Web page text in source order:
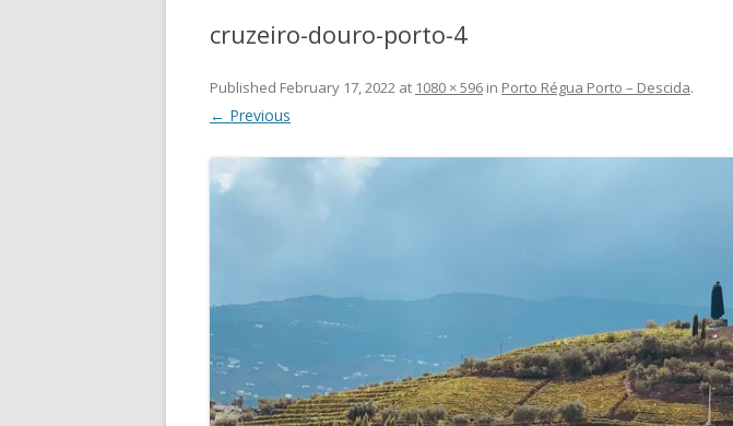
cruzeiro-douro-porto-4
Published February 17, 2022 at 1080 × 596 in Porto Régua Porto – Descida.
← Previous